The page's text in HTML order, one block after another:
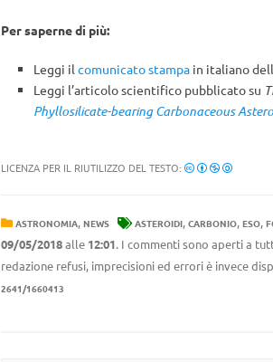
Per saperne di più:
Leggi il comunicato stampain italiano
Leggi l’articolo scientifico pubblicato su
Phyllosilicate-bearing Carbonaceous
LICENZA PER IL RIUTILIZZO DEL TESTO:
ASTRONOMIA, NEWS ASTEROIDI, CARBONIO, ESO,
09/05/2018alle 12:01. I commenti sono aperti a
redazione refusi, imprecisioni ed errori è invece
2641/1660413